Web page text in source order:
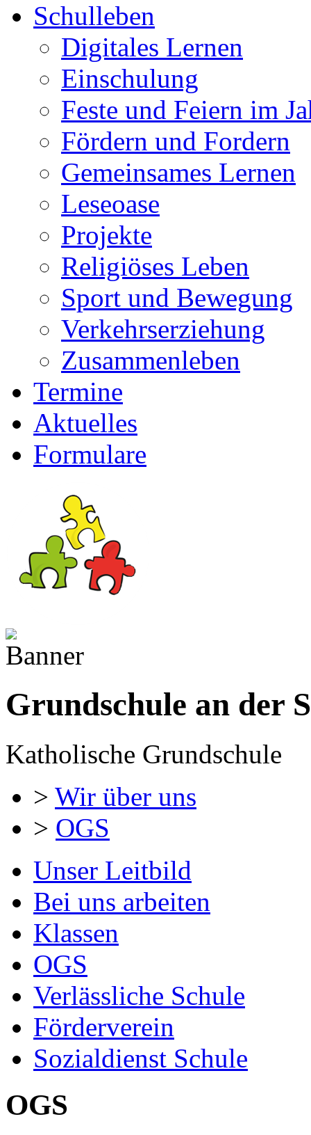
Schulleben
Digitales Lernen
Einschulung
Feste und Feiern im
Fördern und Fordern
Gemeinsames Lernen
Leseoase
Projekte
Religiöses Leben
Sport und Bewegung
Verkehrserziehung
Zusammenleben
Termine
Aktuelles
Formulare
Grundschule an der
Katholische Grundschule
> Wir über uns
> OGS
Unser Leitbild
Bei uns arbeiten
Klassen
OGS
Verlässliche Schule
Förderverein
Sozialdienst Schule
OGS